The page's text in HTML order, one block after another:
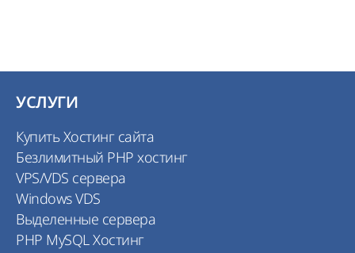
УСЛУГИ
Купить Хостинг сайта
Безлимитный PHP хостинг
VPS/VDS сервера
Windows VDS
Выделенные сервера
PHP MySQL Хостинг